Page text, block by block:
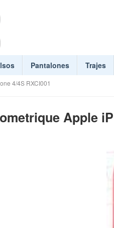
Pantalones Trajes
4/4S RXCI001
Apple